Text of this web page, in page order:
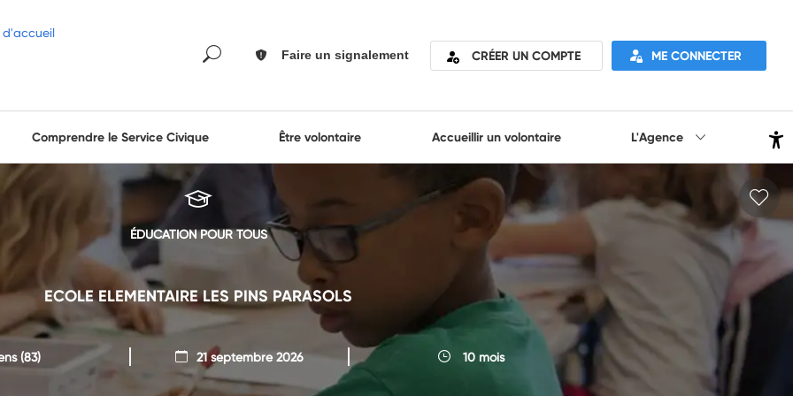
Faire un signalement CRÉER UN COMPTE ME CONNECTER
Comprendre le Service Civique Être volontaire Accueillir un volontaire L'Agence
ÉDUCATION POUR TOUS
ECOLE ELEMENTAIRE LES PINS PARASOLS
(83) 21 septembre 2026 10 mois